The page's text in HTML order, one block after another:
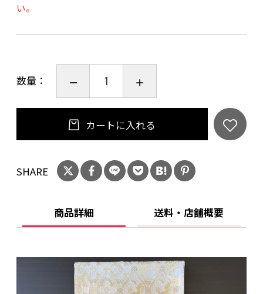
い。
数量：
カートに入れる
SHARE
商品詳細 送料・店舗概要